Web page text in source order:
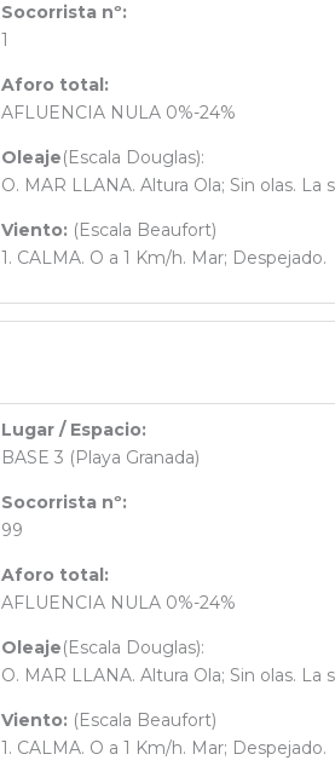
Socorrista nº:
1
Aforo total:
AFLUENCIA NULA 0%-24%
Oleaje(Escala Douglas):
O. MAR LLANA. Altura Ola; Sin olas.
Viento: (Escala Beaufort)
1. CALMA. O a 1 Km/h. Mar; Despejado.
Lugar / Espacio:
BASE 3 (Playa Granada)
Socorrista nº:
99
Aforo total:
AFLUENCIA NULA 0%-24%
Oleaje(Escala Douglas):
O. MAR LLANA. Altura Ola; Sin olas.
Viento: (Escala Beaufort)
1. CALMA. O a 1 Km/h. Mar; Despejado.